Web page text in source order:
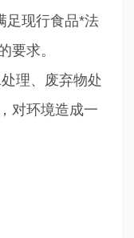
足现行食品*法
要求。
理、废弃物处
对环境造成一